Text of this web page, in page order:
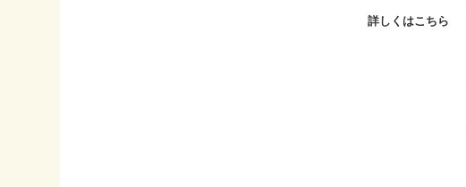
詳しくはこちら